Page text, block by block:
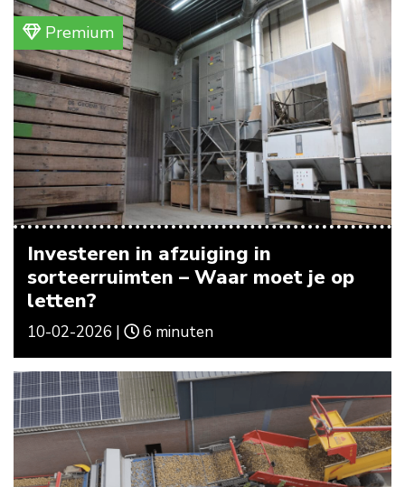
Premium
Investeren in afzuiging in
sorteerruimten – Waar moet je op
letten?
10-02-2026 | 6 minuten